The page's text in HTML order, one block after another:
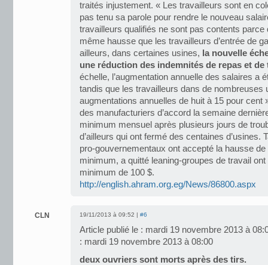
traités injustement. « Les travailleurs sont en
pas tenu sa parole pour rendre le nouveau
travailleurs qualifiés ne sont pas contents parce
même hausse que les travailleurs d’entrée de
ailleurs, dans certaines usines, la nouvelle
une réduction des indemnités de repas et
échelle, l’augmentation annuelle des salaires a
tandis que les travailleurs dans de nombreuses
augmentations annuelles de huit à 15 pour cent
des manufacturiers d’accord la semaine
minimum mensuel après plusieurs jours de
d’ailleurs qui ont fermé des centaines d’usines.
pro-gouvernementaux ont accepté la hausse
minimum, a quitté leaning-groupes de travail
minimum de 100 $.
http://english.ahram.org.eg/News/86800.aspx
CLN 19/11/2013 à 09:52 | #6
Article publié le : mardi 19 novembre 2013 à
: mardi 19 novembre 2013 à 08:00
deux ouvriers sont morts après des tirs.